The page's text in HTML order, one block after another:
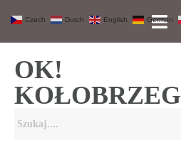
OK!
KOŁOBRZEG
Czech Dutch English German